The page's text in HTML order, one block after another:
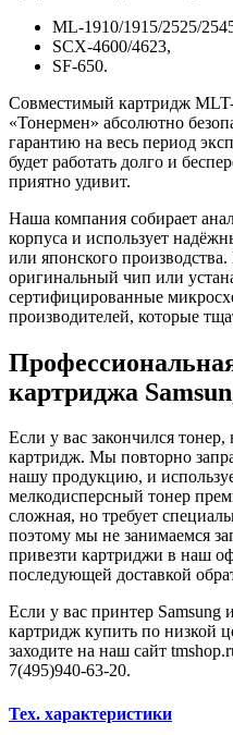
ML-1910/1915/2525/
SCX-4600/4623,
SF-650.
Совместимый картридж
«Тонермен» абсолютно
гарантию на весь период
будет работать долго и
приятно удивит.
Наша компания собирает
корпуса и использует
или японского
оригинальный чип или
сертифицированные
производителей, которые
картриджа
Если у вас закончился
картридж. Мы повторно
нашу продукцию, и
мелкодисперсный тонер
сложная, но требует
поэтому мы не занимаемся
привезти картриджи в наш
последующей доставкой
Если у вас принтер
картридж купить по низкой
заходите на наш сайт
7(495)940-63-20.
Тех. характеристики